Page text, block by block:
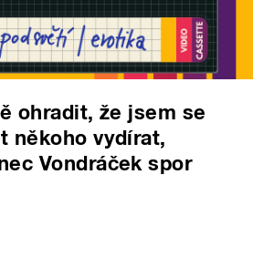
ohradit, že jsem se
někoho vydírat,
Vondráček spor